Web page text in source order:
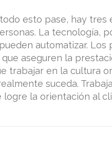
esto pase, hay tres
La tecnología,
automatizar.
aseguren la
trabajar en la cultura
suceda.
la orientación al